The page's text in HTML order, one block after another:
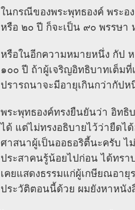
ในกรณีของพระพุทธองค์ พระอ
หรือ ๒๐ ปี ก็จะเป็น ๙๐ พรรษ
หรือในอีกความหมายหนึ่ง กัป
๑๐๐ ปี ถ้าผู้เจริญอิทธิบาทเต็ม
ปรารถนาจะมีอายุเกินกว่ากัป
พระพุทธองค์ทรงยืนยันว่า อิทธิ
ได้ แต่ไม่ทรงอธิบายไว้ว่ายืดไ
ศาสนาผู้เป็นออธอริตี้นะครับ ไ
ประสาคนรู้น้อยไปก่อน ได้ทร
เคยแสดงธรรมแก่ผู้เกษียณอา
ประวัติตอนนี้ด้วย ผมยังหาหนัง